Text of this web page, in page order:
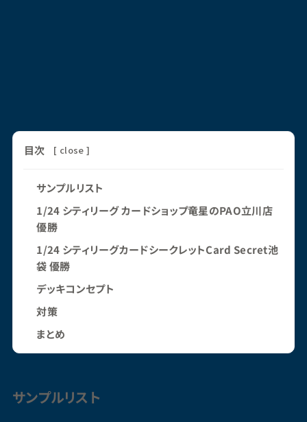
目次 [ close ]
サンプルリスト
1/24 シティリーグ カードショップ竜星のPAO立川店
優勝
1/24 シティリーグカードシークレットCard Secret池
袋 優勝
デッキコンセプト
対策
まとめ
サンプルリスト